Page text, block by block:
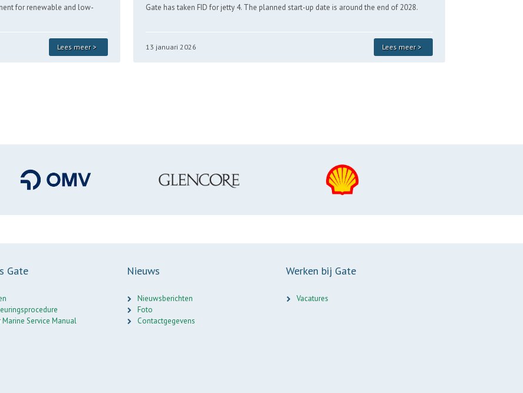
for renewable and low-
Lees meer >
Gate has taken FID for jetty 4. The planned start-up date is around the end of 2028.
13 januari 2026 Lees meer >
Gate
Marine Service Manual
Nieuws
Nieuwsberichten
Foto
Contactgegevens
Werken bij Gate
Vacatures